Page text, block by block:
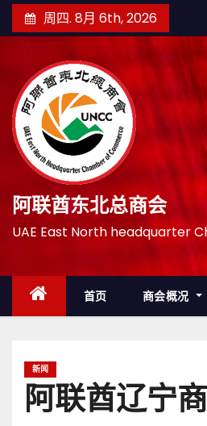
至
周四. 8月 6th, 2026
阿联酋东北总商会
UAE East North headquarter
首页 商会概况
新闻
阿联酋辽宁